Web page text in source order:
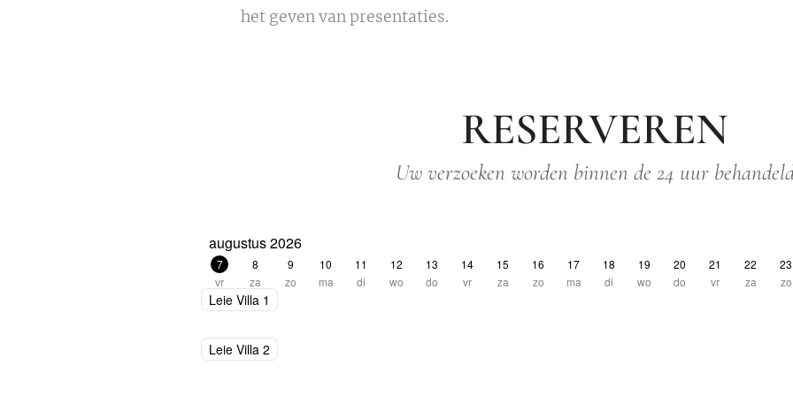
het geven van presentaties.
RESERVEREN
Uw verzoeken worden binnen de 24 uur